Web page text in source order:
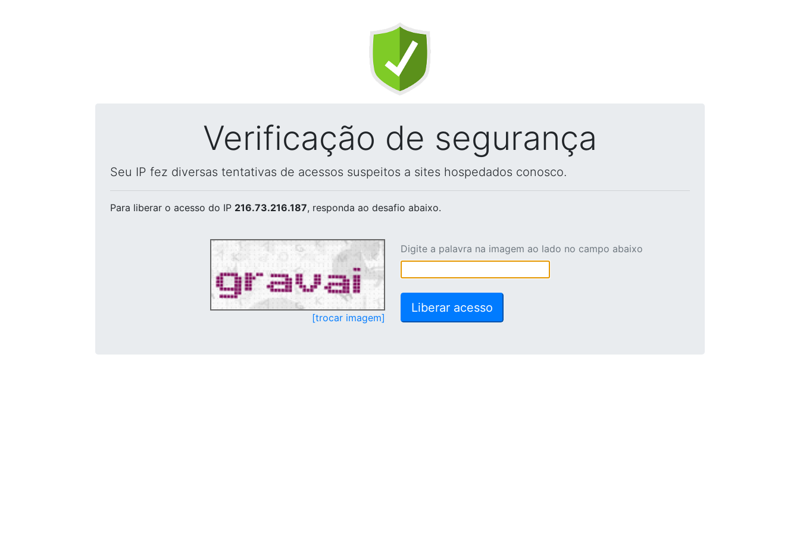
Verificação de segurança
Seu IP fez diversas tentativas de acessos suspeitos a sites hospedados conosco.
Para liberar o acesso do IP 216.73.216.187, responda ao desafio abaixo.
[trocar imagem]
Digite a palavra na imagem ao lado no campo abaixo